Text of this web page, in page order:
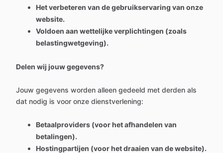
Het verbeteren van de gebruikservaring van onze
website.
Voldoen aan wettelijke verplichtingen (zoals
belastingwetgeving).
Delen wij jouw gegevens?
Jouw gegevens worden alleen gedeeld met derden als
dat nodig is voor onze dienstverlening:
Betaalproviders (voor het afhandelen van
betalingen).
Hostingpartijen (voor het draaien van de website).